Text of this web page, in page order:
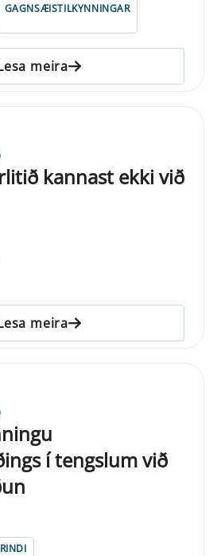
GAGNSÆISTILKYNNINGAR
meira
kannast ekki við
meira
í tengslum við